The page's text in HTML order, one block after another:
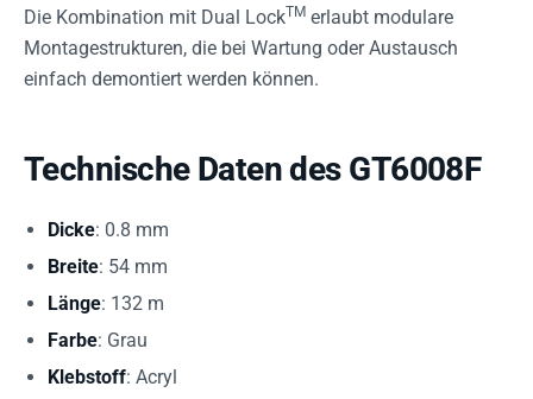
Die Kombination mit Dual LockTM erlaubt modulare
Montagestrukturen, die bei Wartung oder Austausch
einfach demontiert werden können.
Technische Daten des GT6008F
Dicke: 0.8 mm
Breite: 54 mm
Länge: 132 m
Farbe: Grau
Klebstoff: Acryl